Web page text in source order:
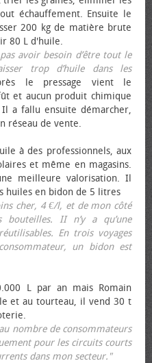
échauffement. Ensuite le
200 kg de matière brute
80 L d'huile.
avoir besoin d’être tout le
trop d’huile dans les
le pressage vient le
et aucun produit chimique
a fallu ensuite démarcher,
réseau de vente.
à des professionnels, aux
et même en magasins.
meilleure valorisation. Il
huiles en bidon de 5 litres
cher, 4 €/l, et de mon côté
bouteilles. II n’y a qu’une
En trois voyages
un bidon est
L par an mais Romain
et au tourteau, il vend 30 t
nombre de consommateurs
pour les circuits courts
dans mon secteur."